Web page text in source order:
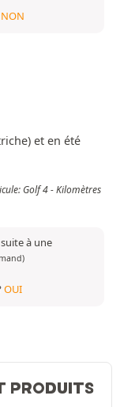
NON
et en été
Golf 4 - Kilomètres
à une
OUI
PRODUITS